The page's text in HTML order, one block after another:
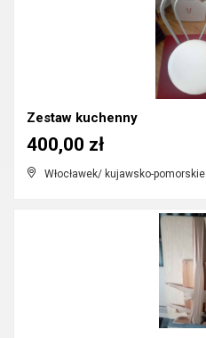
Zestaw kuchenny
Włocławek/ kujawsko-pomorskie
400,00 zł